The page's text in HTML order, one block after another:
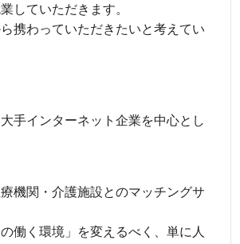
していただきます。
携わっていただきたいと考えてい
手インターネット企業を中心とし
機関・介護施設とのマッチングサ
働く環境」を変えるべく、単に人